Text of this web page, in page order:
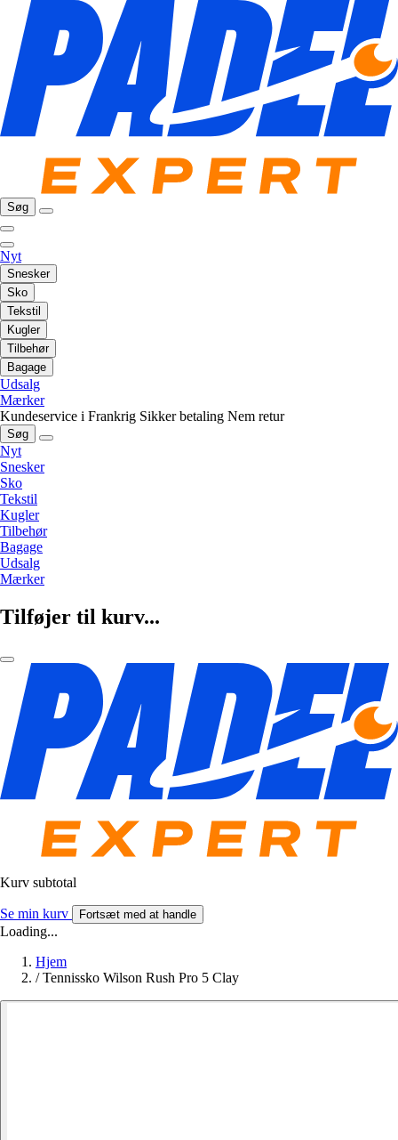
Søg
Nyt
Snesker
Sko
Tekstil
Kugler
Tilbehør
Bagage
Udsalg
Mærker
Kundeservice i Frankrig Sikker betaling Nem retur
Søg
Nyt
Snesker
Sko
Tekstil
Kugler
Tilbehør
Bagage
Udsalg
Mærker
Tilføjer til kurv...
Kurv subtotal
Se min kurv Fortsæt med at handle
Loading...
Hjem
/ Tennissko Wilson Rush Pro 5 Clay